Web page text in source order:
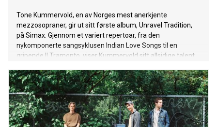
Tone Kummervold, en av Norges mest anerkjente
mezzosopraner, gir ut sitt første album, Unravel Tradition,
på Simax. Gjennom et variert repertoar, fra den
nykomponerte sangsyklusen Indian Love Songs til en
gripende Il Tramonto, viser Kummervold sitt allsidige talent
Vertavokvartetten og pianist Knut Erik Jensen løfter hun
klassisk musikk inn i nye landskap, og byr på en
lytteropplevelse som berører både hjerte og sjel.